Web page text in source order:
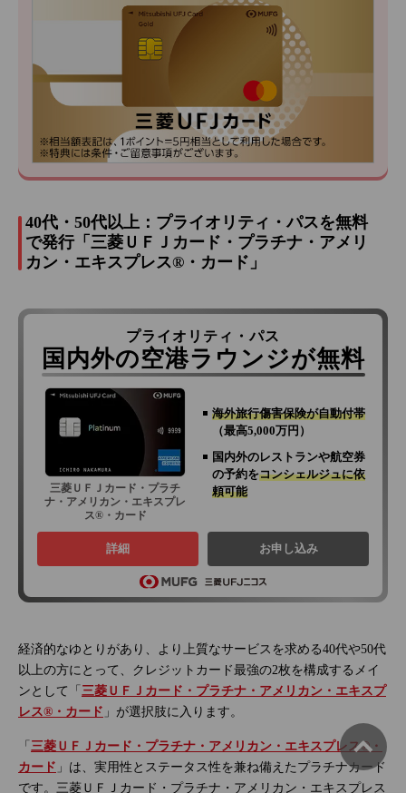
40代・50代以上：プライオリティ・パスを無料
で発行「三菱ＵＦＪカード・プラチナ・アメリ
カン・エキスプレス®・カード」
プライオリティ・パス
国内外の空港ラウンジが無料
三菱ＵＦＪカード・プラチ
ナ・アメリカン・エキスプレ
ス®・カード
海外旅行傷害保険が自動付帯
（最高5,000万円）
国内外のレストランや航空券
の予約をコンシェルジュに依
頼可能
詳細 お申し込み
経済的なゆとりがあり、より上質なサービスを求める40代や50代
以上の方にとって、クレジットカード最強の2枚を構成するメイ
ンとして「 三菱ＵＦＪカード・プラチナ・アメリカン・エキスプ
レス®・カード 」が選択肢に入ります。
「 三菱ＵＦＪカード・プラチナ・アメリカン・エキスプレス®・
カード 」は、実用性とステータス性を兼ね備えたプラチナカード
です。三菱ＵＦＪカード・プラチナ・アメリカン・エキスプレス